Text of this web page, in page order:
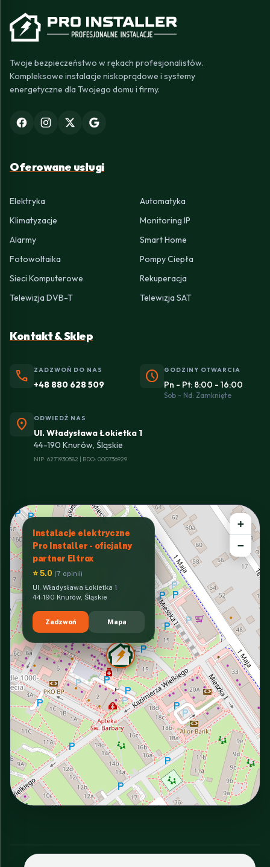
Twoje bezpieczeństwo w rękach profesjonalistów.
Kompleksowe instalacje niskoprądowe i systemy
energetyczne dla Twojego domu i firmy.
Oferowane usługi
Elektryka
Automatyka
Klimatyzacje
Monitoring IP
Alarmy
Smart Home
Fotowoltaika
Pompy Ciepła
Sieci Komputerowe
Rekuperacja
Telewizja DVB-T
Telewizja SAT
Kontakt & Sklep
phone ZADZWOŃ DO NAS
+48 880 628 509 schedule GODZINY OTWARCIA
Pn - Pt: 8:00 - 16:00
Sob - Nd: Zamknięte
location_on ODWIEDŹ NAS
Ul. Władysława Łokietka 1
44-190 Knurów, Śląskie
NIP: 6271930582 | BDO: 000736929
Instalacje elektryczne
Pro Installer - oficjalny
partner Eltrox
⭐ 5.0 (7 opinii)
Ul. Władysława Łokietka 1
44-190 Knurów, Śląskie
Zadzwoń Mapa
+
−
INTERACTIVE VIEW